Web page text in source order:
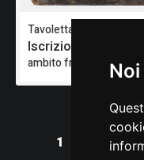
Tavoletta da soffitto
Iscrizione
ambito friulano
1